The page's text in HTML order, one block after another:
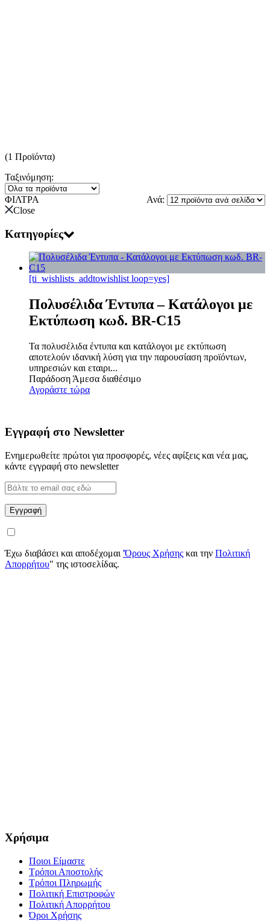
(1 Προϊόντα)
Ταξινόμηση:
Ανά:
ΦΙΛΤΡΑ
Close
Κατηγορίες
[ti_wishlists_addtowishlist loop=yes]
Πολυσέλιδα Έντυπα – Κατάλογοι με
Εκτύπωση κωδ. BR-C15
Τα πολυσέλιδα έντυπα και κατάλογοι με εκτύπωση
αποτελούν ιδανική λύση για την παρουσίαση προϊόντων,
υπηρεσιών και εταιρι...
Παράδοση Άμεσα διαθέσιμο
Αγοράστε τώρα
Εγγραφή στο Newsletter
Ενημερωθείτε πρώτοι για προσφορές, νέες αφίξεις και νέα μας,
κάντε εγγραφή στο newsletter
Έχω διαβάσει και αποδέχομαι 'Όρους Χρήσης και την Πολιτική
Απορρήτου" της ιστοσελίδας.
Χρήσιμα
Ποιοι Είμαστε
Τρόποι Αποστολής
Τρόποι Πληρωμής
Πολιτική Επιστροφών
Πολιτική Απορρήτου
Όροι Χρήσης